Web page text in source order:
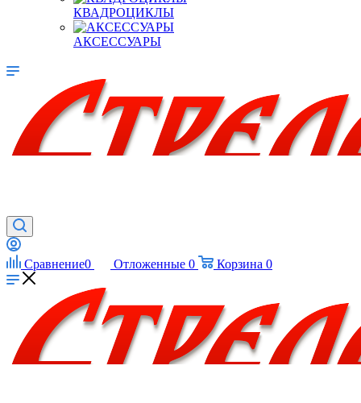
КВАДРОЦИКЛЫ
АКСЕССУАРЫ
Сравнение0 Отложенные 0 Корзина 0